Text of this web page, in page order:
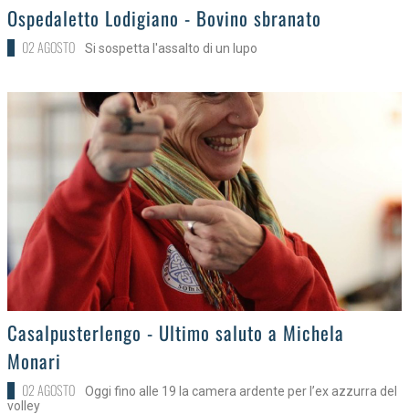
>
Ospedaletto Lodigiano - Bovino sbranato
02 AGOSTO Si sospetta l'assalto di un lupo
>
Casalpusterlengo - Ultimo saluto a Michela
Monari
02 AGOSTO
Oggi fino alle 19 la camera ardente per l’ex azzurra del
volley